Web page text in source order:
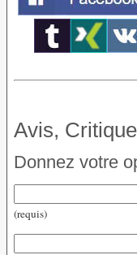
Avis,
Donnez votre
(requis)